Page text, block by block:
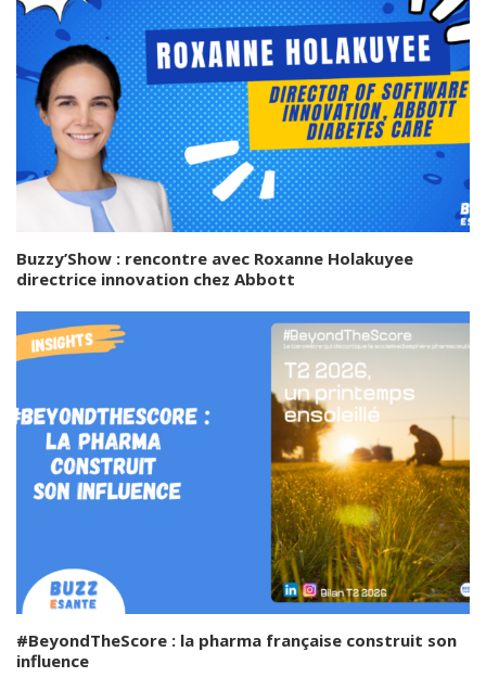
Buzzy’Show : rencontre avec Roxanne Holakuyee
directrice innovation chez Abbott
#BeyondTheScore : la pharma française construit son
influence